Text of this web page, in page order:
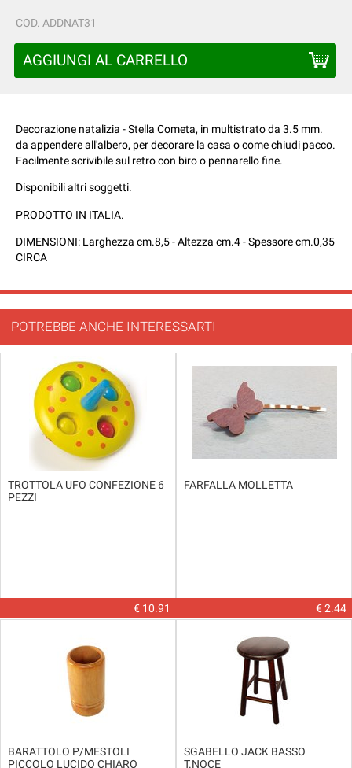
COD. ADDNAT31
AGGIUNGI AL CARRELLO
Decorazione natalizia - Stella Cometa, in multistrato da 3.5 mm.
da appendere all'albero, per decorare la casa o come chiudi pacco.
Facilmente scrivibile sul retro con biro o pennarello fine.
Disponibili altri soggetti.
PRODOTTO IN ITALIA.
DIMENSIONI: Larghezza cm.8,5 - Altezza cm.4 - Spessore cm.0,35
CIRCA
POTREBBE ANCHE INTERESSARTI
TROTTOLA UFO CONFEZIONE 6
PEZZI
€ 10.91
FARFALLA MOLLETTA
€ 2.44
BARATTOLO P/MESTOLI
PICCOLO LUCIDO CHIARO
SGABELLO JACK BASSO
T.NOCE